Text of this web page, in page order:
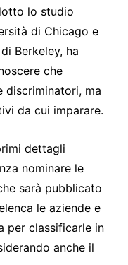
lo studio
di Chicago e
Berkeley, ha
che
discriminatori, ma
da cui imparare.
dettagli
nominare le
sarà pubblicato
le aziende e
per classificarle in
anche il